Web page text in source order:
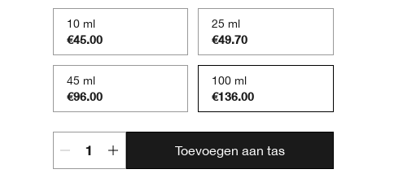
10 ml
€45.00
25 ml
€49.70
45 ml
€96.00
100 ml
€136.00
Toevoegen aan tas